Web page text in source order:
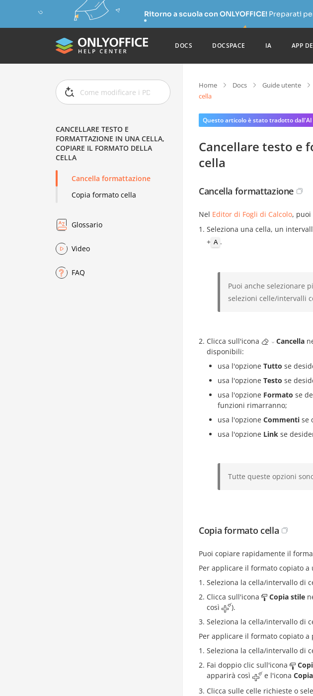
Ritorno a scuola con ONLYOFFICE! Preparati
DOCS DOCSPACE IA APP
CANCELLARE TESTO E
FORMATTAZIONE IN UNA CELLA,
COPIARE IL FORMATO DELLA
CELLA
Cancella formattazione
Copia formato cella
Glossario
Video
FAQ
Home Docs Guide utente
cella
Questo articolo è stato tradotto dall'AI
Cancellare testo e
cella
Cancella formattazione
Nel Editor di Fogli di Calcolo,
Seleziona una cella, un
+ A .
Puoi anche selezionare
selezioni celle/intervalli
Clicca sull'icona Cancella
disponibili:
usa l'opzione Tutto se
usa l'opzione Testo se
usa l'opzione Formato se
funzioni rimarranno;
usa l'opzione Commenti se
usa l'opzione Link se
Tutte queste opzioni
Copia formato cella
Puoi copiare rapidamente il
Per applicare il formato copiato
Seleziona la cella/intervallo di
Clicca sull'icona
Copia stile
così
).
Seleziona la cella/intervallo di
Per applicare il formato copiato
Seleziona la cella/intervallo di
Fai doppio clic sull'icona
apparirà così
e l'icona
Clicca sulle celle richieste o